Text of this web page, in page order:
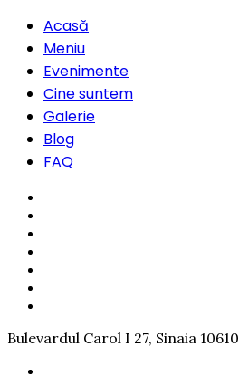
Acasă
Meniu
Evenimente
Cine suntem
Galerie
Blog
FAQ
Bulevardul Carol I 27, Sinaia